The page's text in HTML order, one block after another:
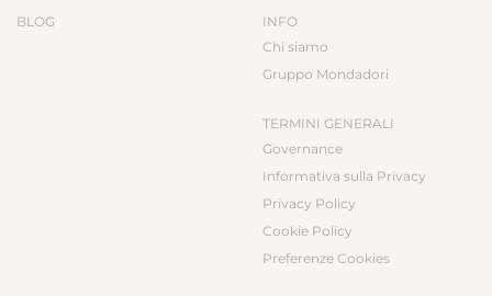
BLOG
INFO
Chi siamo
Gruppo Mondadori
TERMINI GENERALI
Governance
Informativa sulla Privacy
Privacy Policy
Cookie Policy
Preferenze Cookies